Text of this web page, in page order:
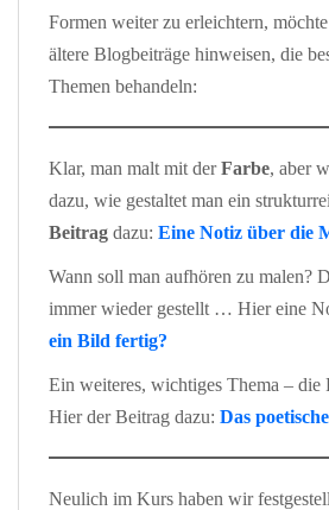
Formen weiter zu erleichtern,
ältere Blogbeiträge hinweisen, die
Themen behandeln:
Klar, man malt mit derFarbe, aber
dazu, wie gestaltet man ein
Beitrag dazu: Eine Notiz über die
Wann soll man aufhören zu malen?
immer wieder gestellt … Hier eine
ein Bild fertig?
Ein weiteres, wichtiges Thema – die
Hier der Beitrag dazu: Das
Neulich im Kurs haben wir